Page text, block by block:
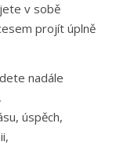
v sobě
projít úplně
nadále
úspěch,